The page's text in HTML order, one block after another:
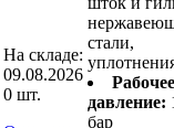
На складе:
09.08.2026
0 шт.
стали,
Рабочее
давление:
бар